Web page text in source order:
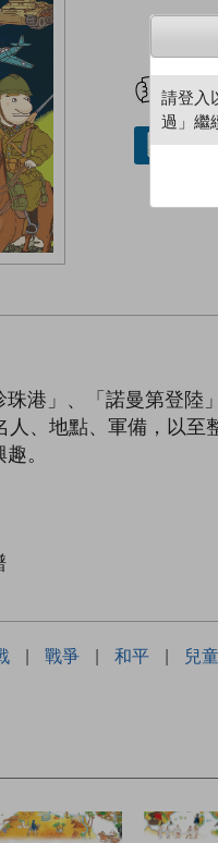
借
珠港」、「諾曼第登
、地點、軍備，以
。
| 戰爭 | 和平 | 兒
請登入
過」繼